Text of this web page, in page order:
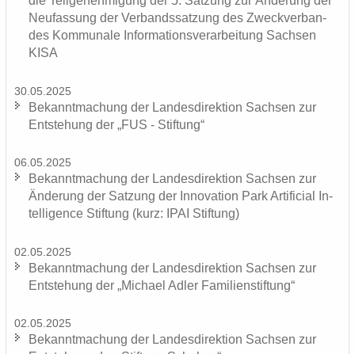
Neu­fas­sung der Ver­bands­sat­zung des Zweck­ver­ban­
des Kom­mu­na­le In­for­ma­ti­ons­ver­ar­bei­tung Sach­sen
KISA
30.05.2025
Be­kannt­ma­chung der Lan­des­di­rek­ti­on Sach­sen zur
Ent­ste­hung der „FUS - Stif­tung“
06.05.2025
Be­kannt­ma­chung der Lan­des­di­rek­ti­on Sach­sen zur
Än­de­rung der Sat­zung der In­no­va­ti­on Park Ar­ti­fi­ci­al In­
tel­li­gence Stif­tung (kurz: IPAI Stif­tung)
02.05.2025
Be­kannt­ma­chung der Lan­des­di­rek­ti­on Sach­sen zur
Ent­ste­hung der „Mi­cha­el Adler Fa­mi­li­en­stif­tung“
02.05.2025
Be­kannt­ma­chung der Lan­des­di­rek­ti­on Sach­sen zur